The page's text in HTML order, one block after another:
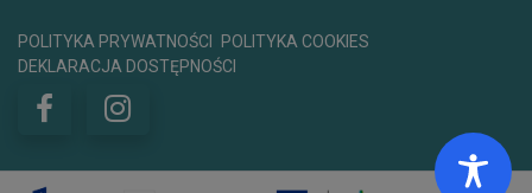
POLITYKA PRYWATNOŚCI
POLITYKA COOKIES
DEKLARACJA DOSTĘPNOŚCI